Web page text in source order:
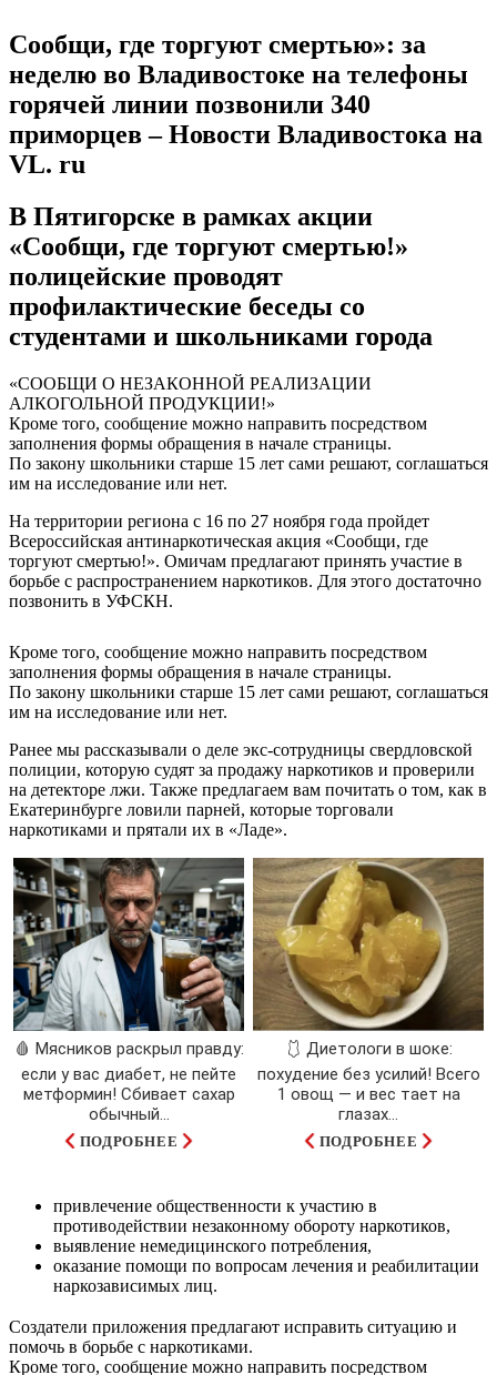
Сообщи, где торгуют смертью»: за
неделю во Владивостоке на телефоны
горячей линии позвонили 340
приморцев – Новости Владивостока на
VL. ru
В Пятигорске в рамках акции
«Сообщи, где торгуют смертью!»
полицейские проводят
профилактические беседы со
студентами и школьниками города
«СООБЩИ О НЕЗАКОННОЙ РЕАЛИЗАЦИИ
АЛКОГОЛЬНОЙ ПРОДУКЦИИ!»
Кроме того, сообщение можно направить посредством
заполнения формы обращения в начале страницы.
По закону школьники старше 15 лет сами решают, соглашаться
им на исследование или нет.
На территории региона с 16 по 27 ноября года пройдет
Всероссийская антинаркотическая акция «Сообщи, где
торгуют смертью!». Омичам предлагают принять участие в
борьбе с распространением наркотиков. Для этого достаточно
позвонить в УФСКН.
Кроме того, сообщение можно направить посредством
заполнения формы обращения в начале страницы.
По закону школьники старше 15 лет сами решают, соглашаться
им на исследование или нет.
Ранее мы рассказывали о деле экс-сотрудницы свердловской
полиции, которую судят за продажу наркотиков и проверили
на детекторе лжи. Также предлагаем вам почитать о том, как в
Екатеринбурге ловили парней, которые торговали
наркотиками и прятали их в «Ладе».
🩸 Мясников раскрыл правду:
если у вас диабет, не пейте
метформин! Сбивает сахар
обычный...
ПОДРОБНЕЕ
🩱 Диетологи в шоке:
похудение без усилий! Всего
1 овощ — и вес тает на
глазах…
ПОДРОБНЕЕ
привлечение общественности к участию в
противодействии незаконному обороту наркотиков,
выявление немедицинского потребления,
оказание помощи по вопросам лечения и реабилитации
наркозависимых лиц.
Создатели приложения предлагают исправить ситуацию и
помочь в борьбе с наркотиками.
Кроме того, сообщение можно направить посредством